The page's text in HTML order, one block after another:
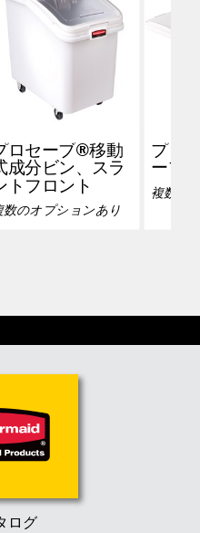
ロセーブ®移動
成分ビン、スラ
トフロント
数のオプションあり
プロ
ープ
複数の
ログ